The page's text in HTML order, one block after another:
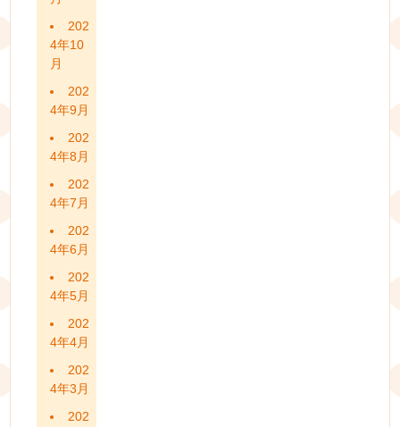
202
4年10
月
202
4年9月
202
4年8月
202
4年7月
202
4年6月
202
4年5月
202
4年4月
202
4年3月
202